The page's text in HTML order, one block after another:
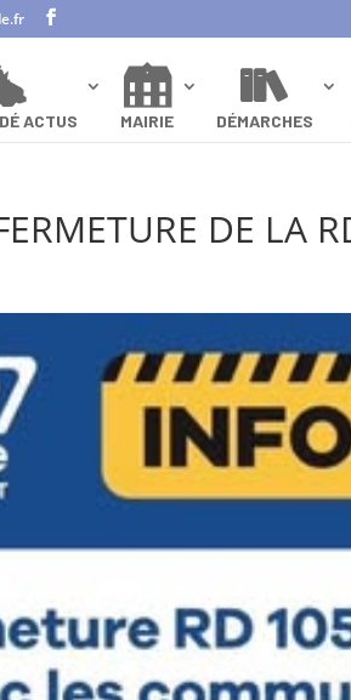
ACTUS MAIRIE DÉMARCHES
DE LA